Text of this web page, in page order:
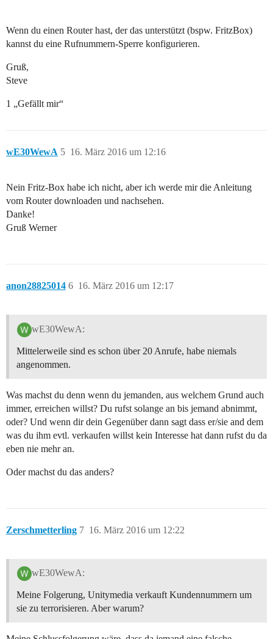
Wenn du einen Router hast, der das unterstützt (bspw. FritzBox)
kannst du eine Rufnummern-Sperre konfigurieren.
Gruß,
Steve
1 „Gefällt mir“
wE30WewA 16. März 2016 um 12:16
5
Nein Fritz-Box habe ich nicht, aber ich werde mir die Anleitung
vom Router downloaden und nachsehen.
Danke!
Gruß Werner
anon28825014 16. März 2016 um 12:17
6
wE30WewA:
Mittelerweile sind es schon über 20 Anrufe, habe niemals
angenommen.
Was machst du denn wenn du jemanden, aus welchem Grund auch
immer, erreichen willst? Du rufst solange an bis jemand abnimmt,
oder? Und wenn dir dein Gegenüber dann sagt dass er/sie and dem
was du ihm evtl. verkaufen willst kein Interesse hat dann rufst du da
eben nie mehr an.
Oder machst du das anders?
Zerschmetterling 16. März 2016 um 12:22
7
wE30WewA:
Meine Folgerung, Unitymedia verkauft Kundennummern um
sie zu terrorisieren. Aber warum?